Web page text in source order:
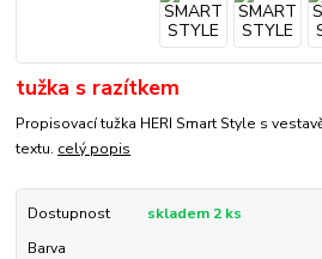
tužka s razítkem
Propisovací tužka HERI Smart Style s
textu. celý popis
Dostupnost
skladem 2 ks
Barva